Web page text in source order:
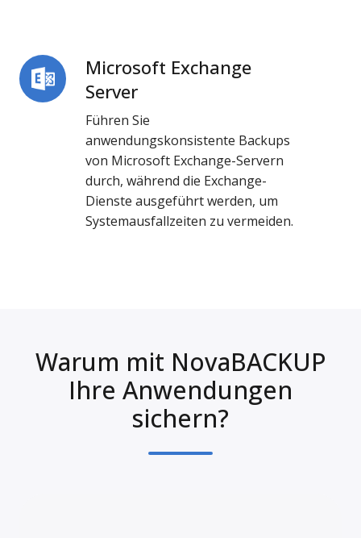
Microsoft Exchange
Server
Führen Sie
anwendungskonsistente Backups
von Microsoft Exchange-Servern
durch, während die Exchange-
Dienste ausgeführt werden, um
Systemausfallzeiten zu vermeiden.
Microsoft
Exchange
Server
Warum mit NovaBACKUP
Ihre Anwendungen
sichern?